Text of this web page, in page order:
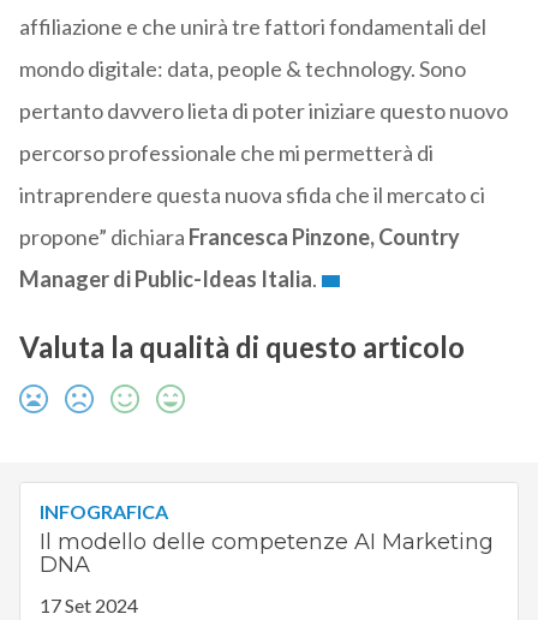
affiliazione e che unirà tre fattori fondamentali del
mondo digitale: data, people & technology. Sono
pertanto davvero lieta di poter iniziare questo nuovo
percorso professionale che mi permetterà di
intraprendere questa nuova sfida che il mercato ci
propone” dichiara Francesca Pinzone, Country
Manager di Public-Ideas Italia.
Valuta la qualità di questo articolo
INFOGRAFICA
Il modello delle competenze AI Marketing
DNA
17 Set 2024